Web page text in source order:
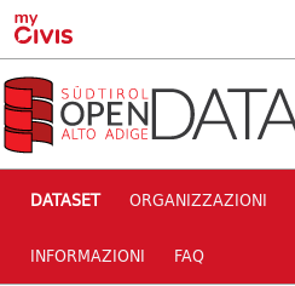
Skip to main content
DATASET ORGANIZZAZIONI
INFORMAZIONI FAQ